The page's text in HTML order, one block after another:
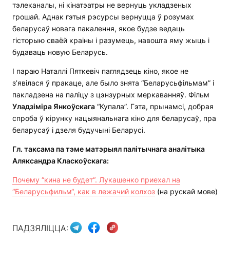
тэлеканалы, ні кінатэатры не вернуць укладзеных
грошай. Аднак гэтыя рэсурсы вернуцца ў розумах
беларусаў новага пакалення, якое будзе ведаць
гісторыю сваёй краіны і разумець, навошта яму жыць і
будаваць новую Беларусь.
І параю Наталлі Пяткевіч паглядзець кіно, якое не
з’явілася ў пракаце, але было знята “Беларусьфільмам” і
пакладзена на паліцу з цэнзурных меркаванняў. Фільм
Уладзіміра Янкоўскага “Купала”. Гэта, прынамсі, добрая
спроба ў кірунку нацыянальнага кіно для беларусаў, пра
беларусаў і дзеля будучыні Беларусі.
Гл. таксама па тэме матэрыял палітычнага аналітыка
Аляксандра Класкоўскага:
Почему “кина не будет“. Лукашенко приехал на
“Беларусьфильм“, как в лежачий колхоз (на рускай мове)
ПАДЗЯЛІЦЦА: